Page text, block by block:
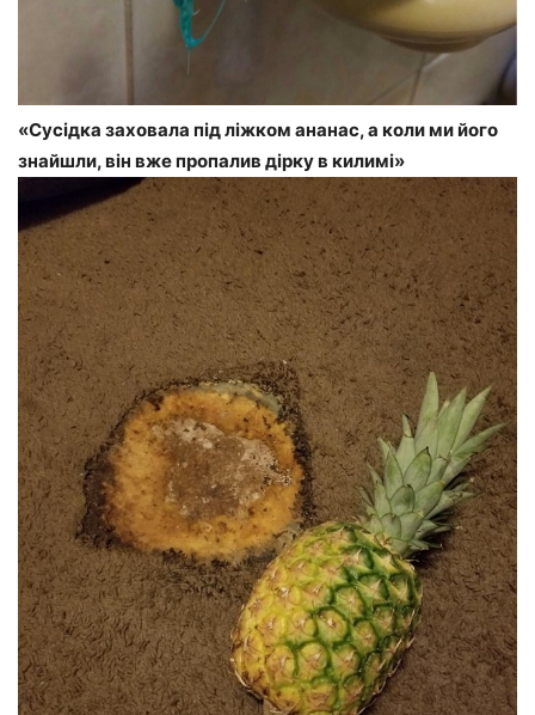
«Сусідка заховала під ліжком ананас, а коли ми його
знайшли, він вже пропалив дірку в килимі»